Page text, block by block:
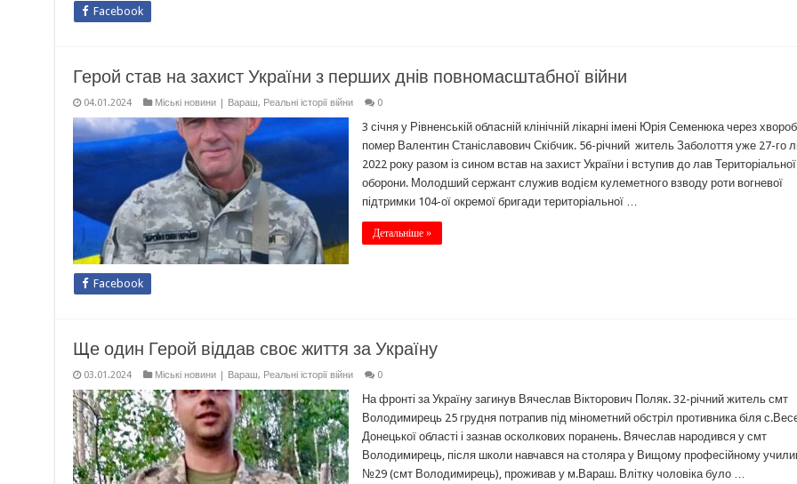
Facebook
Герой став на захист України з перших днів повномасштабної війни
04.01.2024 Міські новини | Вараш, Реальні історії війни 0
3 січня у Рівненській обласній клінічній лікарні імені Юрія Семенюка через
помер Валентин Станіславович Скібчик. 56-річний житель Заболоття уже 27-го
2022 року разом із сином встав на захист України і вступив до лав Територіальної
оборони. Молодший сержант служив водієм кулеметного взводу роти вогневої
підтримки 104-ої окремої бригади територіальної …
Детальніше »
Facebook
Ще один Герой віддав своє життя за Україну
03.01.2024 Міські новини | Вараш, Реальні історії війни 0
На фронті за Україну загинув Вячеслав Вікторович Поляк. 32-річний житель смт
Володимирець 25 грудня потрапив під мінометний обстріл противника біля
Донецької області і зазнав осколкових поранень. Вячеслав народився у смт
Володимирець, після школи навчався на столяра у Вищому професійному
№29 (смт Володимирець), проживав у м.Вараш. Влітку чоловіка було …